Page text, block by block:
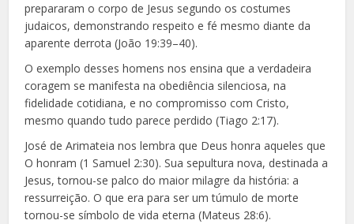
prepararam o corpo de Jesus segundo os costumes
judaicos, demonstrando respeito e fé mesmo diante da
aparente derrota (João 19:39–40).
O exemplo desses homens nos ensina que a verdadeira
coragem se manifesta na obediência silenciosa, na
fidelidade cotidiana, e no compromisso com Cristo,
mesmo quando tudo parece perdido (Tiago 2:17).
José de Arimateia nos lembra que Deus honra aqueles que
O honram (1 Samuel 2:30). Sua sepultura nova, destinada a
Jesus, tornou-se palco do maior milagre da história: a
ressurreição. O que era para ser um túmulo de morte
tornou-se símbolo de vida eterna (Mateus 28:6).